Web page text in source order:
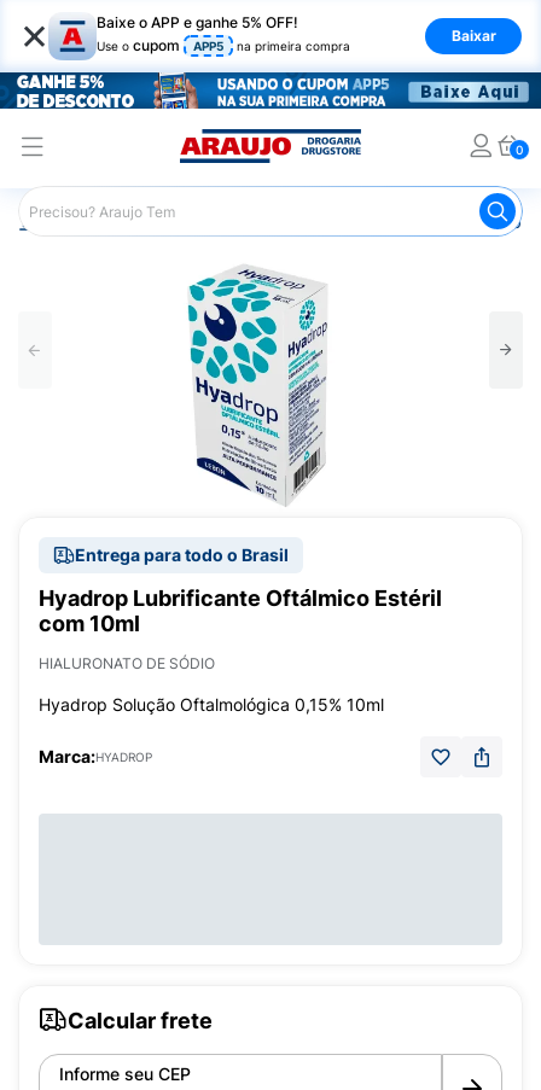
× Baixe o APP e ganhe 5% OFF!
Use o cupom APP5 na primeira compra
Baixar
0
Araujo Medicamentos Colírio
Entrega para todo o Brasil
Hyadrop Lubrificante Oftálmico Estéril
com 10ml
HIALURONATO DE SÓDIO
Hyadrop Solução Oftalmológica 0,15% 10ml
Marca:HYADROP
Calcular frete
Informe seu CEP